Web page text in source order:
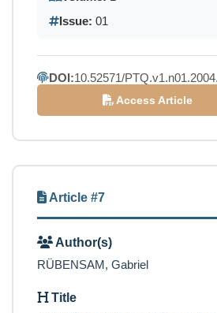
Issue: 01
DOI:10.52571/
Access Article
Article #7
Author(s)
RÜBENSAM, Gabriel
Title